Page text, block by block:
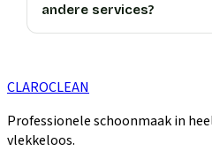
andere services?
CLAROCLEAN
Professionele schoonmaak in
vlekkeloos.